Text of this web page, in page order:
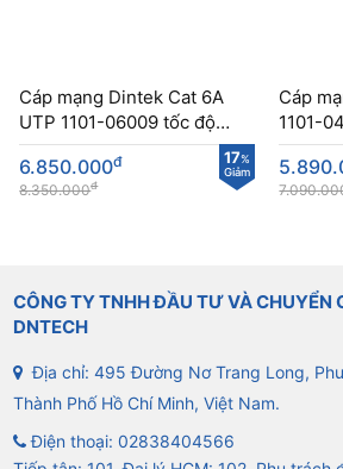
Cáp mạng Dintek Cat 6A
UTP 1101-06009 tốc độ
truyền lên tới 10Gb
17%
Giảm
6.850.000đ
8.350.000đ
Cáp
1101-
thép
CÔNG TY TNHH ĐẦU TƯ VÀ CHUYỂN
DNTECH
Địa chỉ: 495 Đường Nơ Trang Long,
Thành Phố Hồ Chí Minh, Việt Nam.
Điện thoại: 02838404566